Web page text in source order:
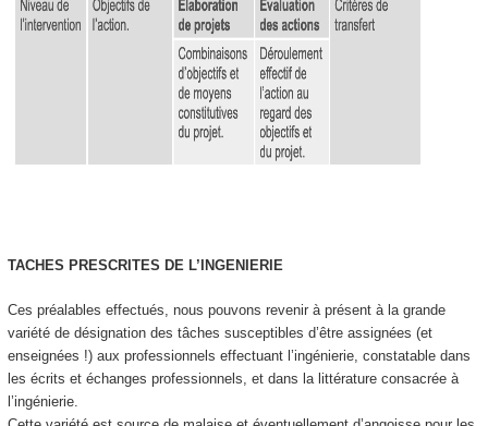
TACHES PRESCRITES DE L’INGENIERIE
Ces préalables effectués, nous pouvons revenir à présent à la grande
variété de désignation des tâches susceptibles d’être assignées (et
enseignées !) aux professionnels effectuant l’ingénierie, constatable dans
les écrits et échanges professionnels, et dans la littérature consacrée à
l’ingénierie.